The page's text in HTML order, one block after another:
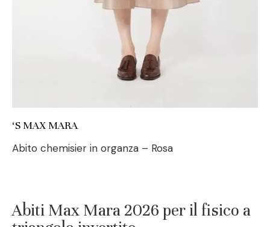
‘S MAX MARA
Abito chemisier in organza – Rosa
Abiti Max Mara 2026 per il fisico a